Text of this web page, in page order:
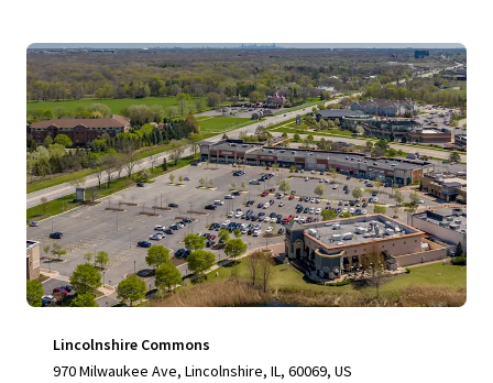
Lincolnshire Commons
970 Milwaukee Ave, Lincolnshire, IL, 60069, US